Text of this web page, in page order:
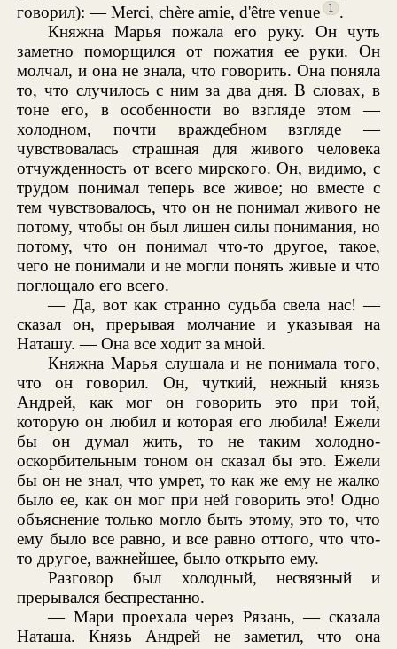
говорил): — Merci, chère amie, d'être venue
1 .
Княжна Марья пожала его руку. Он чуть
заметно поморщился от пожатия ее руки. Он
молчал, и она не знала, что говорить. Она поняла
то, что случилось с ним за два дня. В словах, в
тоне его, в особенности во взгляде этом —
холодном, почти враждебном взгляде —
чувствовалась страшная для живого человека
отчужденность от всего мирского. Он, видимо, с
трудом понимал теперь все живое; но вместе с
тем чувствовалось, что он не понимал живого не
потому, чтобы он был лишен силы понимания, но
потому, что он понимал что-то другое, такое,
чего не понимали и не могли понять живые и что
поглощало его всего.
— Да, вот как странно судьба свела нас! —
сказал он, прерывая молчание и указывая на
Наташу. — Она все ходит за мной.
Княжна Марья слушала и не понимала того,
что он говорил. Он, чуткий, нежный князь
Андрей, как мог он говорить это при той,
которую он любил и которая его любила! Ежели
бы он думал жить, то не таким холодно-
оскорбительным тоном он сказал бы это. Ежели
бы он не знал, что умрет, то как же ему не жалко
было ее, как он мог при ней говорить это! Одно
объяснение только могло быть этому, это то, что
ему было все равно, и все равно оттого, что что-
то другое, важнейшее, было открыто ему.
Разговор был холодный, несвязный и
прерывался беспрестанно.
— Мари проехала через Рязань, — сказала
Наташа. Князь Андрей не заметил, что она